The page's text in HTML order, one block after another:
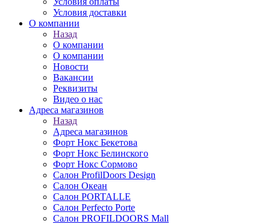
Условия доставки
О компании
Назад
О компании
О компании
Новости
Вакансии
Реквизиты
Видео о нас
Адреса магазинов
Назад
Адреса магазинов
Форт Нокс Бекетова
Форт Нокс Белинского
Форт Нокс Сормово
Салон ProfilDoors Design
Салон Океан
Салон PORTALLE
Салон Perfecto Portе
Салон PROFILDOORS Mall